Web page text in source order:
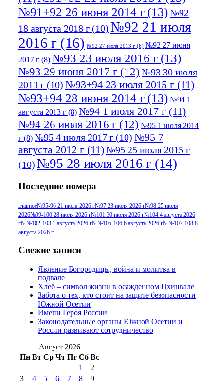
№91+92 26 июня 2014 г (13)№92
18 августа 2018 г (10) №92 21 июля
2016 г (16) №92 27 июля 2013 г (6) №92 27 июня
2017 г (8) №93 23 июля 2016 г (13)
№93 29 июня 2017 г (12) №93 30 июля
2013 г (10) №93+94 23 июля 2015 г (11)
№93+94 28 июня 2014 г (13) №94 1
августа 2013 г (8) №94 1 июля 2017 г (11)
№94 26 июля 2016 г (12) №95 1 июля 2014
г (8) №95 4 июля 2017 г (10) №95 7
августа 2012 г (11)№95 25 июля 2015 г
(10) №95 28 июля 2016 г (14)
июля 2017 г(11)№96 9 августа 2012
г(13) №96 28 июля 2015 г(9) №96+97 3
июля 2014 г(10)№96+97 30 июля
2016 г(13)
июля 2017 г
2012 г
(15)
№97 30 июля 2015 г
(15)№98 1 августа 2015 г
августа 2016 г(10)№98 5 июля 2014 г(10)
№98 8 августа 2013 г
августа 2012 г(14) №98+99 11 июля
2017 г(9)
№99 4 августа
2016 г(12) №99 8 июля 2014 г
августа 2012 г(11)
августа 2013 г
(12)
Последние номера
главное№95-96 21 июля 2026 г№97 23 июля 2026 г№98 25 июля
2026№99-100 28 июля 2026 г№101 30 июля 2026 г№104 4 августа 2026
г№№102-103 1 августа 2026 г№№105-106 6 августа 2026 г№№107-108 8
августа 2026 г
Свежие записи
Явление Богородицы, война и молитва в
подвале
Хлеб – символ жизни в осажденном Цхинвале
Забота о тех, кто стоит на защите безопасности
Южной Осетии
Имени Героя России
Законодательные органы Южной Осетии и
России развивают сотрудничество
Август 2026
Пн Вт Ср Чт Пт Сб Вс
1
2
3
4 5 6 7 8
9